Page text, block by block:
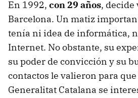
En 1992, con 29 años, decide
Barcelona. Un matiz
tenía ni idea de informática,
Internet. No obstante, su
su poder de convicción y su
contactos le valieron para
Generalitat Catalana se